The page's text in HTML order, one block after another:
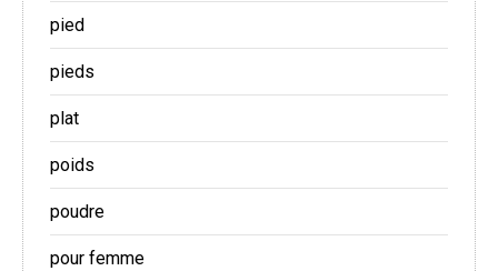
pied
pieds
plat
poids
poudre
pour femme